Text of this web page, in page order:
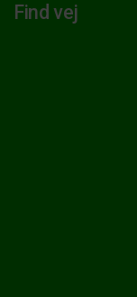
Find vej